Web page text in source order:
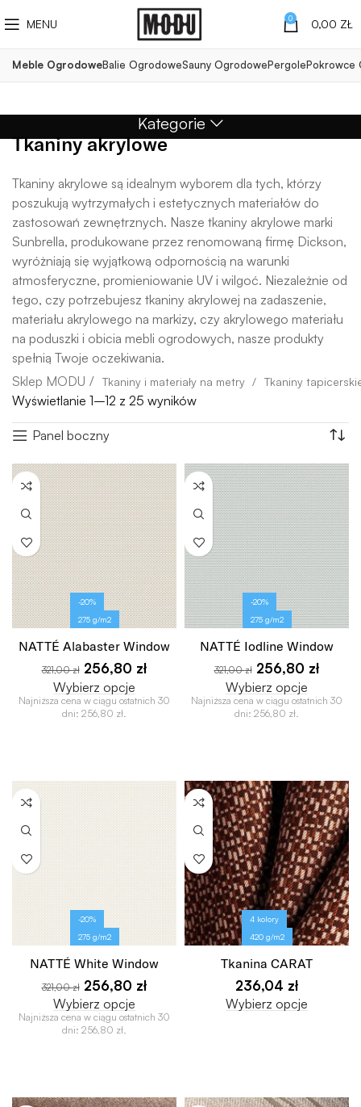
MENU 0 0,00 ZŁ
Meble OgrodoweBalie OgrodoweSauny OgrodowePergolePokrowce
Kategorie
Tkaniny akrylowe
Tkaniny akrylowe są idealnym wyborem dla tych, którzy
poszukują wytrzymałych i estetycznych materiałów do
zastosowań zewnętrznych. Nasze tkaniny akrylowe marki
Sunbrella, produkowane przez renomowaną firmę Dickson,
wyróżniają się wyjątkową odpornością na warunki
atmosferyczne, promieniowanie UV i wilgoć. Niezależnie od
tego, czy potrzebujesz tkaniny akrylowej na zadaszenie,
materiału akrylowego na markizy, czy akrylowego materiału
na poduszki i obicia mebli ogrodowych, nasze produkty
spełnią Twoje oczekiwania.
Tkaniny i materiały na metry Tkaniny
Wyświetlanie 1–12 z 25 wyników
Panel boczny
-20%
275 g/m2
NATTÉ Alabaster Window
321,00zł 256,80 zł
Wybierz opcje
Najniższa cena w ciągu ostatnich 30
dni: 256,80 zł
-20%
275 g/m2
NATTÉ Iodline Window
321,00zł 256,80 zł
Wybierz opcje
Najniższa cena w ciągu ostatnich 30
dni: 256,80 zł
-20%
275 g/m2
NATTÉ White Window
321,00zł 256,80 zł
Wybierz opcje
Najniższa cena w ciągu ostatnich 30
dni: 256,80 zł.
4 kolory
420 g/m2
Tkanina CARAT
236,04 zł
Wybierz opcje